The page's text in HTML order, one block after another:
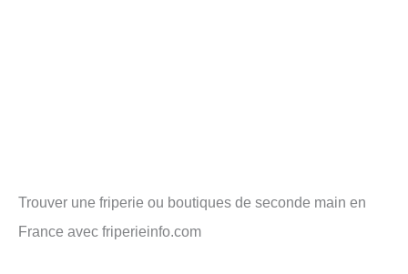
Trouver une friperie ou boutiques de seconde main en
France avec friperieinfo.com